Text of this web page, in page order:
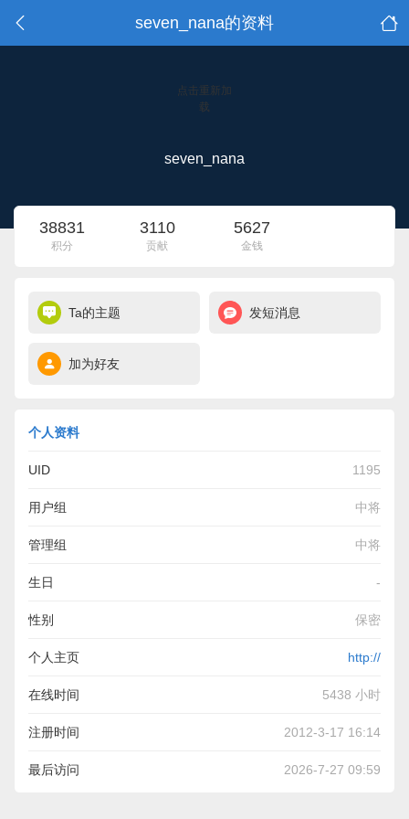
seven_nana的资料
点击重新加
载
seven_nana
38831
积分
3110
贡献
5627
金钱
Ta的主题 发短消息
加为好友
个人资料
UID 1195
用户组 中将
管理组 中将
生日 -
性别 保密
个人主页 http://
在线时间 5438 小时
注册时间 2012-3-17 16:14
最后访问 2026-7-27 09:59